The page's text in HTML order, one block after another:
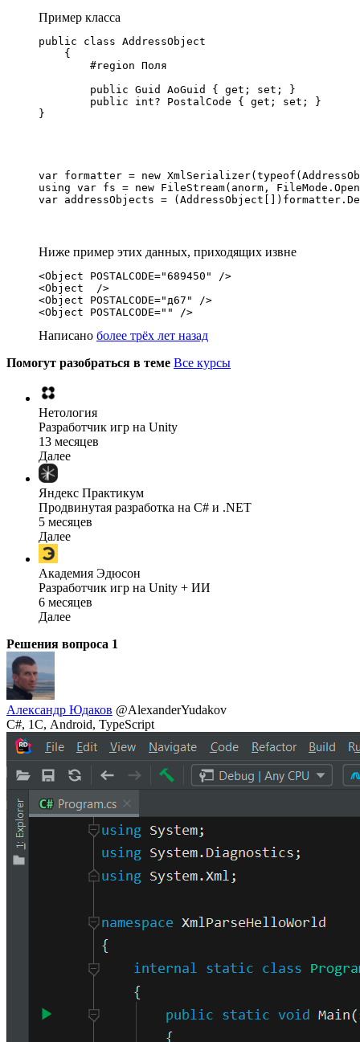
Пример класса
public class AddressObject
    {
        #region Поля
        public Guid AoGuid { get; set; }
        public int? PostalCode { get; set; }
}
var formatter = new
using var fs = new FileStream(anorm,
var addressObjects =
Ниже пример этих данных, приходящих извне
<Object POSTALCODE="689450" />
<Object  />
<Object POSTALCODE="д67" />
<Object POSTALCODE="" />
Написано более трёх лет назад
Помогут разобраться в теме Все курсы
Нетология
Разработчик игр на Unity
13 месяцев
Далее
Яндекс Практикум
Продвинутая разработка на C# и .NET
5 месяцев
Далее
Академия Эдюсон
Разработчик игр на Unity + ИИ
6 месяцев
Далее
Решения вопроса 1
Александр Юдаков @AlexanderYudakov
C#, 1С, Android, TypeScript